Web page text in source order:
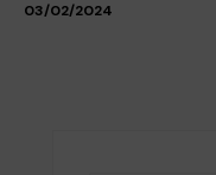
03/02/2024